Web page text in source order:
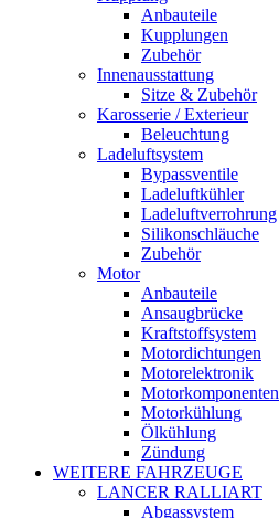
Anbauteile
Kupplungen
Zubehör
Innenausstattung
Sitze & Zubehör
Karosserie / Exterieur
Beleuchtung
Ladeluftsystem
Bypassventile
Ladeluftkühler
Ladeluftverrohrung
Silikonschläuche
Zubehör
Motor
Anbauteile
Ansaugbrücke
Kraftstoffsystem
Motordichtungen
Motorelektronik
Motorkomponenten
Motorkühlung
Ölkühlung
Zündung
WEITERE FAHRZEUGE
LANCER RALLIART
Abgassystem